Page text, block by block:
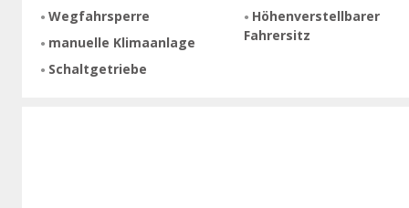
Wegfahrsperre
manuelle Klimaanlage
Schaltgetriebe
Höhenverstellbarer
Fahrersitz